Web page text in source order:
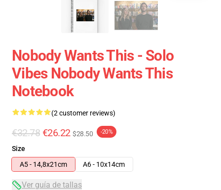
Nobody Wants This - Solo
Vibes Nobody Wants This
Notebook
(2 customer reviews)
€32.78 €26.22 $28.50 -20%
Size
A5 - 14,8x21cm
A6 - 10x14cm
Ver guía de tallas